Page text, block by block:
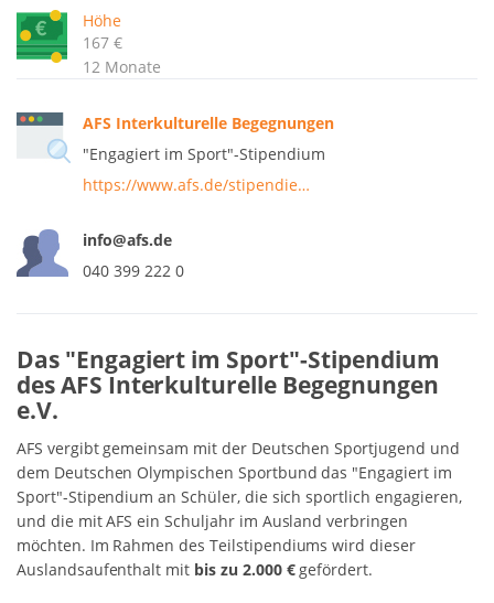
Höhe
167 €
12 Monate
AFS Interkulturelle Begegnungen
"Engagiert im Sport"-Stipendium
https://www.afs.de/stipendie…
info@afs.de
040 399 222 0
Das "Engagiert im Sport"-Stipendium
des AFS Interkulturelle Begegnungen
e.V.
AFS vergibt gemeinsam mit der Deutschen Sportjugend und
dem Deutschen Olympischen Sportbund das "Engagiert im
Sport"-Stipendium an Schüler, die sich sportlich engagieren,
und die mit AFS ein Schuljahr im Ausland verbringen
möchten. Im Rahmen des Teilstipendiums wird dieser
Auslandsaufenthalt mit bis zu 2.000 €gefördert.